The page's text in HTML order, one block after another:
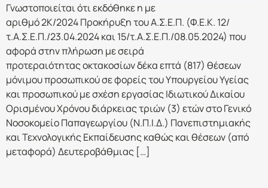
Γνωστοποιείται ότι εκδόθηκε η με
αριθμό 2Κ/2024 Προκήρυξη του Α.Σ.Ε.Π. (Φ.Ε.Κ. 12/
τ.Α.Σ.Ε.Π./23.04.2024 και 15/τ.Α.Σ.Ε.Π./08.05.2024) που
αφορά στην πλήρωση με σειρά
προτεραιότητας οκτακοσίων δέκα επτά (817) θέσεων
μόνιμου προσωπικού σε φορείς του Υπουργείου Υγείας
και προσωπικού με σχέση εργασίας Ιδιωτικού Δικαίου
Ορισμένου Χρόνου διάρκειας τριών (3) ετών στο Γενικό
Νοσοκομείο Παπαγεωργίου (Ν.Π.Ι.Δ.) Πανεπιστημιακής
και Τεχνολογικής Εκπαίδευσης καθώς και θέσεων (από
μεταφορά) Δευτεροβάθμιας […]